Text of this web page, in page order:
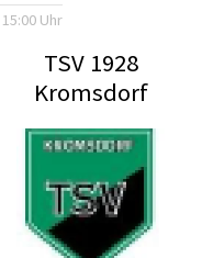
15:00 Uhr
TSV 1928
Kromsdorf